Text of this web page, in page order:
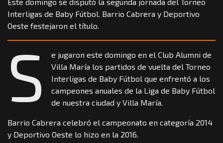
Interligas de Baby Fútbol. Barrio Cabrera y Deportivo
Oeste festejaron el título.
S
e jugaron este domingo en el Club Alumni de
Villa María los partidos de vuelta del Torneo
Interligas de Baby Fútbol que enfrentó a los
campeones anuales de la Liga de Baby Fútbol
de nuestra ciudad y Villa María.
Barrio Cabrera celebró el campeonato en categoría 2014
y Deportivo Oeste lo hizo en la 2016.